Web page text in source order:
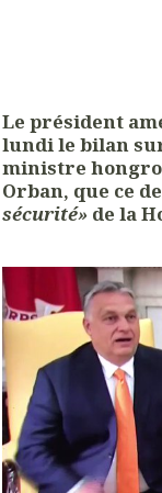
Le président
lundi le bilan
ministre
Orban, que ce
sécurité» de la